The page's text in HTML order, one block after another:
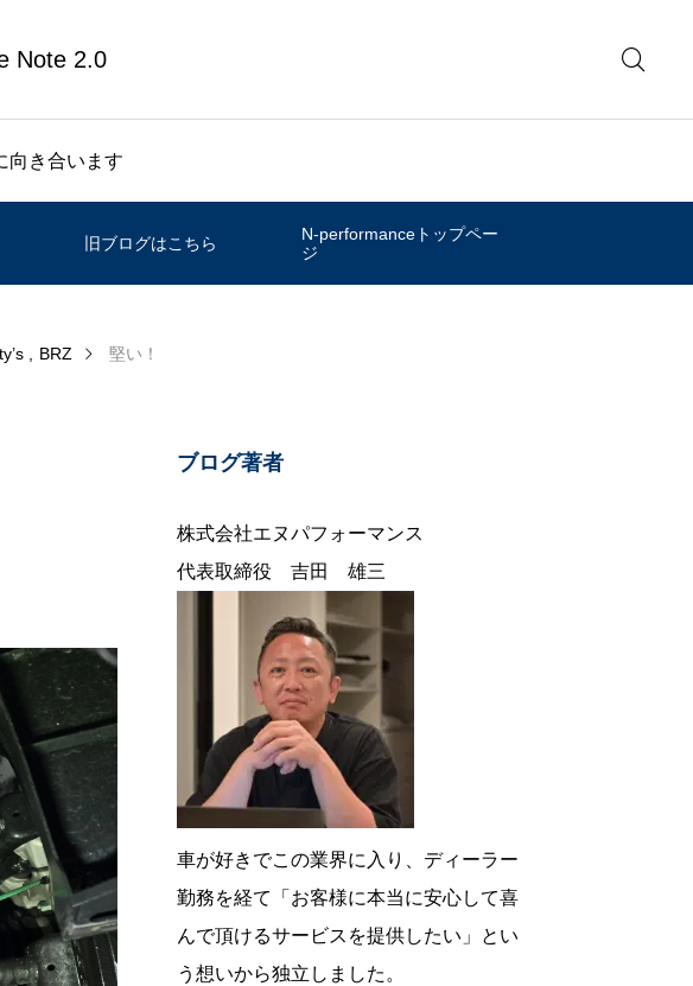
Note 2.0
向き合います
旧ブログはこちら
N-performanceトップペー
ジ
BRZ 堅い！
ブログ著者
株式会社エヌパフォーマンス
代表取締役 吉田 雄三
車が好きでこの業界に入り、ディーラー
勤務を経て「お客様に本当に安心して喜
んで頂けるサービスを提供したい」とい
う想いから独立しました。